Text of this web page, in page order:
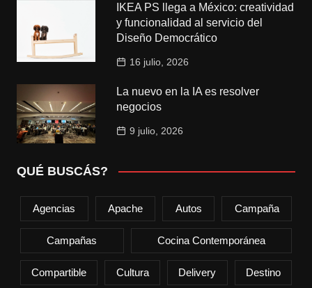
IKEA PS llega a México: creatividad
y funcionalidad al servicio del
Diseño Democrático
16 julio, 2026
La nuevo en la IA es resolver
negocios
9 julio, 2026
QUÉ BUSCÁS?
Agencias Apache Autos Campaña
Campañas Cocina Contemporánea
Compartible Cultura Delivery Destino